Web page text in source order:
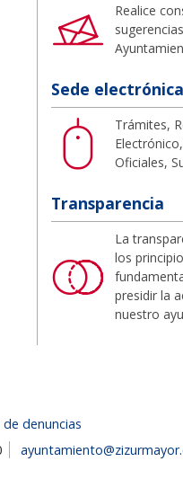
Realice
Sede electrónica
Trámites,
Oficiales,
Transparencia
La
los
presidir la
nuestro
de denuncias